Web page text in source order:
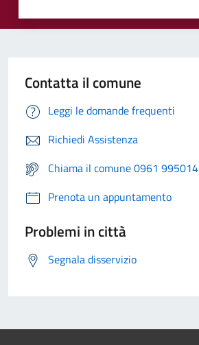
Contatta il comune
Leggi le domande frequenti
Richiedi Assistenza
Chiama il comune 0961 995014
Prenota un appuntamento
Problemi in città
Segnala disservizio